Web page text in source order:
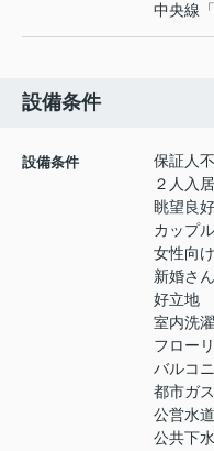
中央線 「
設備条件
設備条件
保証人
２人入
眺望良好
カップ
女性向け
新婚さ
好立地
室内洗
フロー
バルコ
都市ガス
公営水道
公共下水